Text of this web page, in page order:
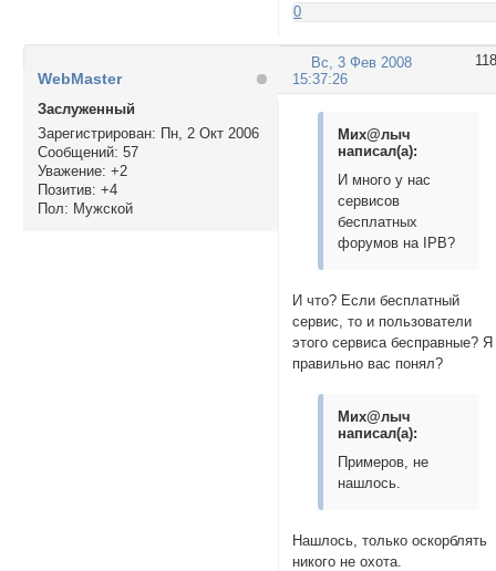
0
118
Вс, 3 Фев 2008
15:37:26
WebMaster
Заслуженный
Зарегистрирован: Пн, 2 Окт 2006
Сообщений: 57
Уважение: +2
Позитив: +4
Пол: Мужской
Мих@лыч
написал(а):
И много у нас
сервисов
бесплатных
форумов на IPB?
И что? Если бесплатный
сервис, то и пользователи
этого сервиса бесправные? Я
правильно вас понял?
Мих@лыч
написал(а):
Примеров, не
нашлось.
Нашлось, только оскорблять
никого не охота.